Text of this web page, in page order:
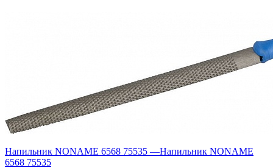
Напильник NONAME 6568 75535 —Напильник NONAME
6568 75535